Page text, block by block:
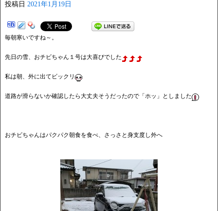
投稿日 2021年1月19日
毎朝寒いですね～。
先日の雪、おチビちゃん１号は大喜びでした
私は朝、外に出てビックリ
道路が滑らないか確認したら大丈夫そうだったので「ホッ」としました
おチビちゃんはパクパク朝食を食べ、さっさと身支度し外へ